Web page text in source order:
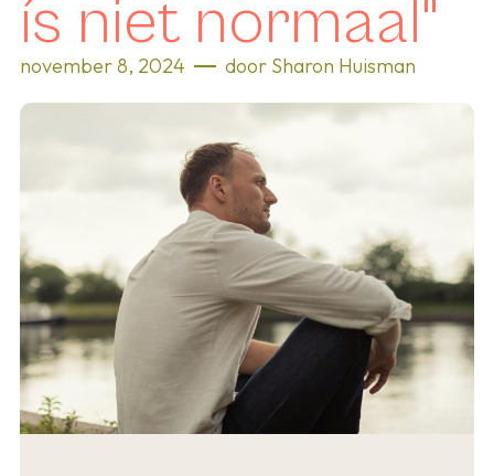
ís niet normaal"
november 8, 2024 door Sharon Huisman